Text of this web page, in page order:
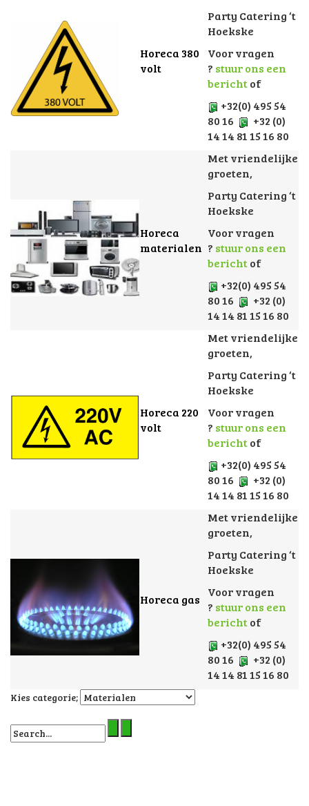
Horeca 380
volt
Party Catering ‘t
Hoekske
Voor vragen
? stuur ons een
berichtof
+32(0) 495 54
80 16
+32 (0)
14 14 81 15 16 80
Horeca
materialen
Met vriendelijke
groeten,
Party Catering ‘t
Hoekske
Voor vragen
? stuur ons een
berichtof
+32(0) 495 54
80 16
+32 (0)
14 14 81 15 16 80
Horeca 220
volt
Met vriendelijke
groeten,
Party Catering ‘t
Hoekske
Voor vragen
? stuur ons een
berichtof
+32(0) 495 54
80 16
+32 (0)
14 14 81 15 16 80
Horeca gas
Met vriendelijke
groeten,
Party Catering ‘t
Hoekske
Voor vragen
? stuur ons een
berichtof
+32(0) 495 54
80 16
+32 (0)
14 14 81 15 16 80
Kies categorie;